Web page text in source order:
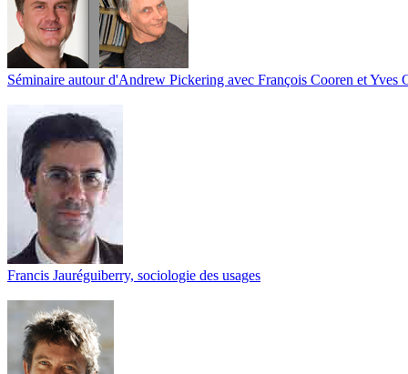
Séminaire autour d'Andrew Pickering avec François Cooren et Yves
Francis Jauréguiberry, sociologie des usages